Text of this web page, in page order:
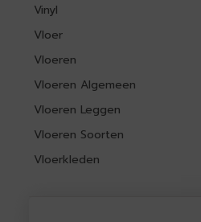
Vinyl
Vloer
Vloeren
Vloeren Algemeen
Vloeren Leggen
Vloeren Soorten
Vloerkleden